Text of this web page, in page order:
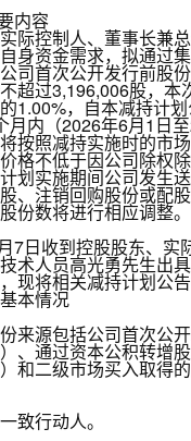
内容
际控制人、董事长兼
身资金需求，拟通过
司首次公开发行前股
超过3,196,006股，本
1.00%，自本减持计
内（2026年6月1日至
按照减持实施时的市
格不低于因公司除权
划实施期间公司发生
、注销回购股份或配
份数将进行相应调整。
7日收到控股股东、实
术人员高光勇先生出
现将相关减持计划公
本情况
来源包括公司首次公
、通过资本公积转增
）和二级市场买入取得
致行动人。